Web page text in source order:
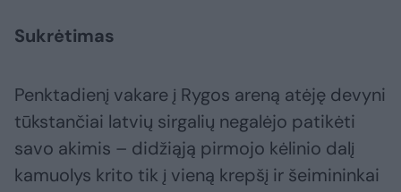
Sukrėtimas
Penktadienį vakare į Rygos areną atėję devyni
tūkstančiai latvių sirgalių negalėjo patikėti
savo akimis – didžiąją pirmojo kėlinio dalį
kamuolys krito tik į vieną krepšį ir šeimininkai